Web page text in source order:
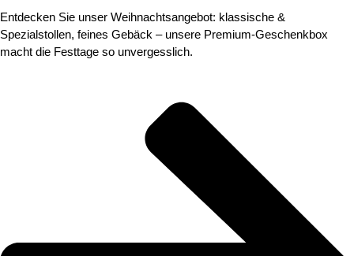
Entdecken Sie unser Weihnachtsangebot: klassische &
Spezialstollen, feines Gebäck – unsere Premium-Geschenkbox
macht die Festtage so unvergesslich.